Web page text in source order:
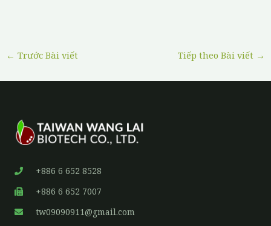
← Trước Bài viết Tiếp theo Bài viết →
+886 6 652 8528
+886 6 652 7007
tw09090911@gmail.com